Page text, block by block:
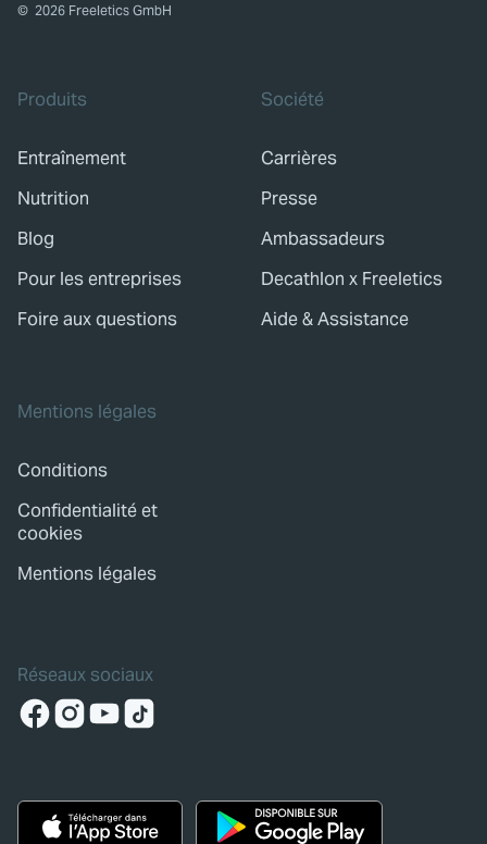
© 2026 Freeletics GmbH
Produits
Entraînement
Nutrition
Blog
Pour les entreprises
Foire aux questions
Société
Carrières
Presse
Ambassadeurs
Decathlon x Freeletics
Aide & Assistance
Mentions légales
Conditions
Confidentialité et
cookies
Mentions légales
Réseaux sociaux